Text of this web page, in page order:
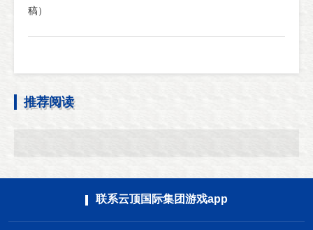
稿）
推荐阅读
联系云顶国际集团游戏app